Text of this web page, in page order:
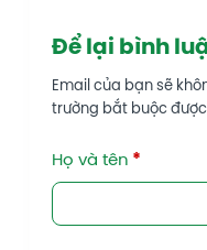
Để lại bình
Email của bạn sẽ
trường bắt buộc
Họ và tên *